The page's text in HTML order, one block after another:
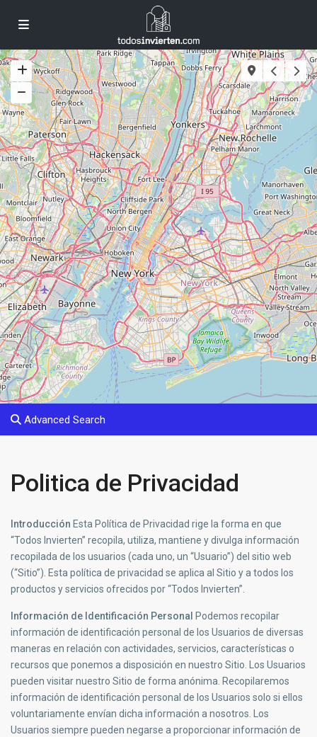
Advanced Search
Politica de Privacidad
Introducción Esta Política de Privacidad rige la forma en que
“Todos Invierten” recopila, utiliza, mantiene y divulga información
recopilada de los usuarios (cada uno, un “Usuario”) del sitio web
(“Sitio”). Esta política de privacidad se aplica al Sitio y a todos los
productos y servicios ofrecidos por “Todos Invierten”.
Información de Identificación Personal
Podemos recopilar
información de identificación personal de los Usuarios de diversas
maneras en relación con actividades, servicios, características o
recursos que ponemos a disposición en nuestro Sitio. Los Usuarios
pueden visitar nuestro Sitio de forma anónima. Recopilaremos
información de identificación personal de los Usuarios solo si ellos
voluntariamente envían dicha información a nosotros. Los
Usuarios siempre pueden negarse a proporcionar información de